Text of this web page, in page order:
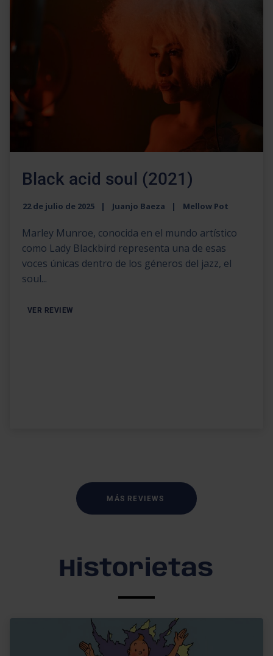
Black acid soul (2021)
22 de julio de 2025 Juanjo Baeza Mellow Pot
Marley Munroe, conocida en el mundo artístico
como Lady Blackbird representa una de esas
voces únicas dentro de los géneros del jazz, el
soul...
VER REVIEW
MÁS REVIEWS
Historietas